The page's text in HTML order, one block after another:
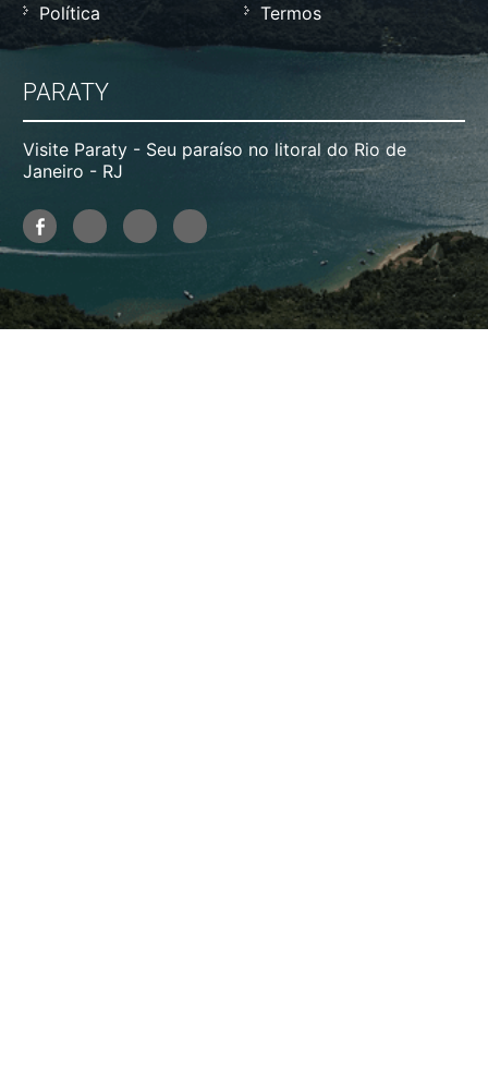
Política
Termos
PARATY
Visite Paraty - Seu paraíso no litoral do Rio de
Janeiro - RJ